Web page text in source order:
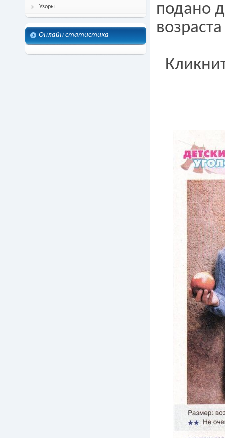
Узоры
Онлайн статистика
подано